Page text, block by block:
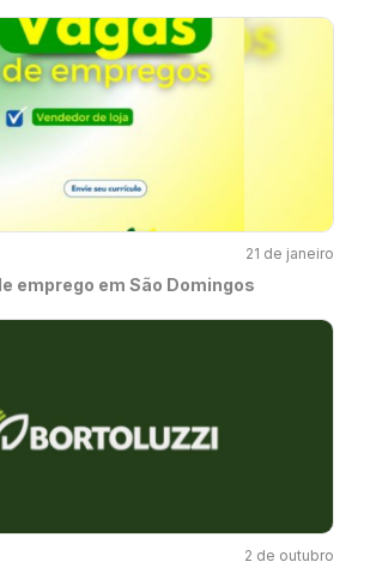
21 de janeiro
emprego em São Domingos
2 de outubro